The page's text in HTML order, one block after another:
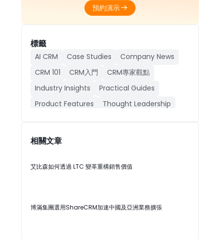
預約演示
標籤
AI CRM Case Studies
Company News
CRM 101
CRM入門
CRM專家觀點
Industry Insights
Practical Guides
Product Features
Thought Leadership
行業動態
相關文章
艾比森如何透過 LTC 變革重構銷售價值
博滿集團選用ShareCRM加速中國及亞洲業務擴張